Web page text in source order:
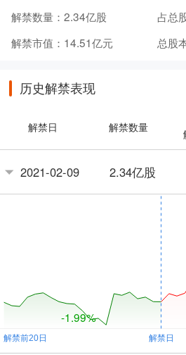
解禁数量： 2.34亿股 占总
解禁市值： 14.51亿元 总股
历史解禁表现
解禁日 解禁数量
2021-02-09 2.34亿股
-1.99%